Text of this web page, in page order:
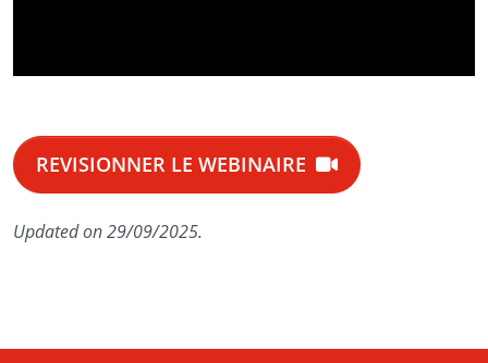
REVISIONNER LE WEBINAIRE
Updated on 29/09/2025.